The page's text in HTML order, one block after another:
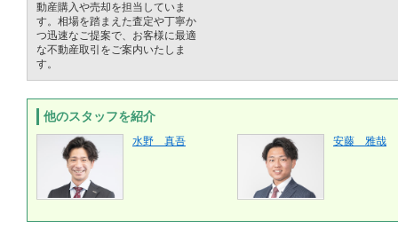
動産購入や売却を担当していま
す。相場を踏まえた査定や丁寧か
つ迅速なご提案で、お客様に最適
な不動産取引をご案内いたしま
す。
他のスタッフを紹介
水野 真吾 安藤 雅哉